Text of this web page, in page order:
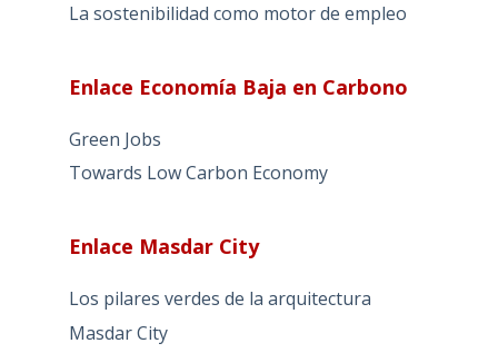
La sostenibilidad como motor de empleo
Enlace Economía Baja en Carbono
Green Jobs
Towards Low Carbon Economy
Enlace Masdar City
Los pilares verdes de la arquitectura
Masdar City